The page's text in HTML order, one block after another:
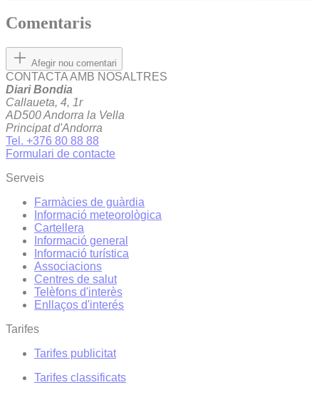
Comentaris
Afegir nou comentari
CONTACTA AMB NOSALTRES
Diari Bondia
Callaueta, 4, 1r
AD500 Andorra la Vella
Principat d'Andorra
Tel. +376 80 88 88
Formulari de contacte
Serveis
Farmàcies de guàrdia
Informació meteorològica
Cartellera
Informació general
Informació turística
Associacions
Centres de salut
Telèfons d'interès
Enllaços d'interés
Tarifes
Tarifes publicitat
Tarifes classificats